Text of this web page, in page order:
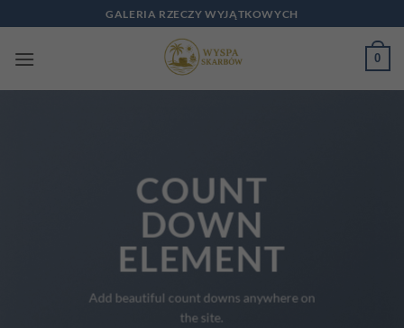
do
zawartości
GALERIA RZECZY WYJĄTKOWYCH
0
COUNT
DOWN
ELEMENT
Add beautiful count downs anywhere on
the site.